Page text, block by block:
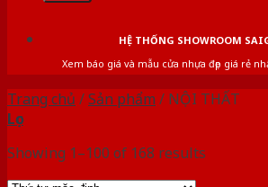
HỆ THỐNG SHOWROOM
Xem báo giá và mẫu cửa nhựa đẹp giá rẻ
Trang chủ /Sản phẩm / NỘI THẤT
Lọc
Showing 1–100 of 168 results